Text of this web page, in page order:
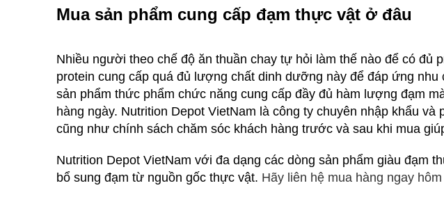
Mua sản phẩm cung cấp đạm thực vật ở đâu
Nhiều người theo chế độ ăn thuần chay tự hỏi làm thế nào để có
protein cung cấp quá đủ lượng chất dinh dưỡng này để đáp ứng
sản phẩm thức phẩm chức năng cung cấp đầy đủ hàm lượng đạm
hàng ngày. Nutrition Depot VietNam là công ty chuyên nhập khẩu
cũng như chính sách chăm sóc khách hàng trước và sau khi mua
Nutrition Depot VietNam với đa dạng các dòng sản phẩm giàu đạm
bổ sung đạm từ nguồn gốc thực vật. Hãy liên hệ mua hàng ngay hôm